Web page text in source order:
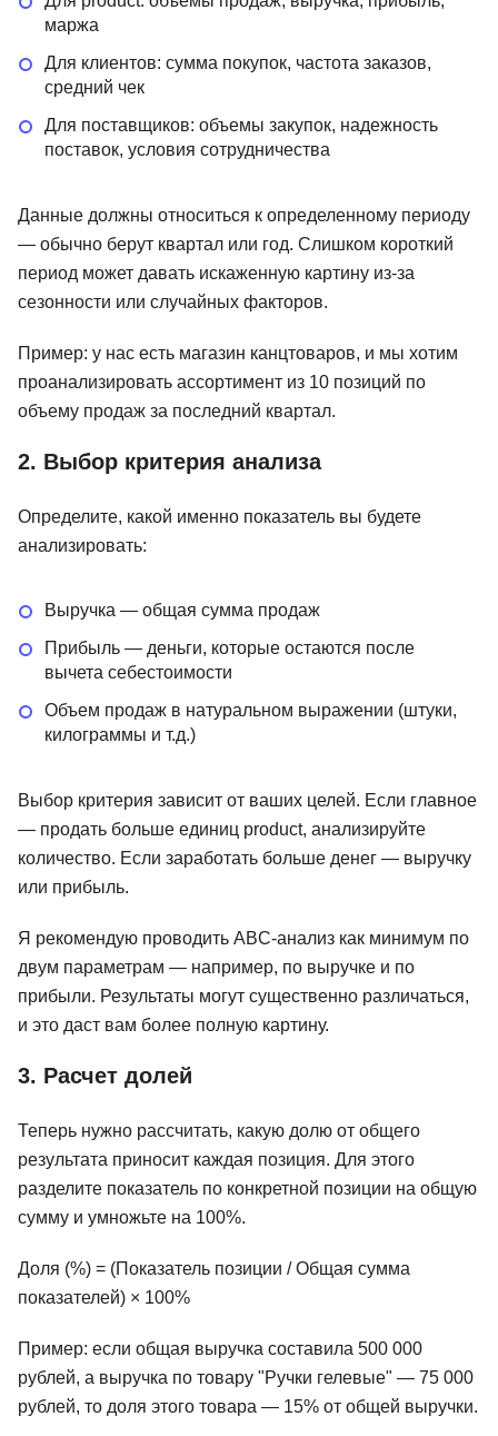
маржа
Для клиентов: сумма покупок, частота заказов,
средний чек
Для поставщиков: объемы закупок, надежность
поставок, условия сотрудничества
Данные должны относиться к определенному периоду
— обычно берут квартал или год. Слишком короткий
период может давать искаженную картину из-за
сезонности или случайных факторов.
Пример: у нас есть магазин канцтоваров, и мы хотим
проанализировать ассортимент из 10 позиций по
объему продаж за последний квартал.
2. Выбор критерия анализа
Определите, какой именно показатель вы будете
анализировать:
Выручка — общая сумма продаж
Прибыль — деньги, которые остаются после
вычета себестоимости
Объем продаж в натуральном выражении (штуки,
килограммы и т.д.)
Выбор критерия зависит от ваших целей. Если главное
— продать больше единиц product, анализируйте
количество. Если заработать больше денег — выручку
или прибыль.
Я рекомендую проводить ABC-анализ как минимум по
двум параметрам — например, по выручке и по
прибыли. Результаты могут существенно различаться,
и это даст вам более полную картину.
3. Расчет долей
Теперь нужно рассчитать, какую долю от общего
результата приносит каждая позиция. Для этого
разделите показатель по конкретной позиции на общую
сумму и умножьте на 100%.
Доля (%) = (Показатель позиции / Общая сумма
показателей) × 100%
Пример: если общая выручка составила 500 000
рублей, а выручка по товару "Ручки гелевые" — 75 000
рублей, то доля этого товара — 15% от общей выручки.